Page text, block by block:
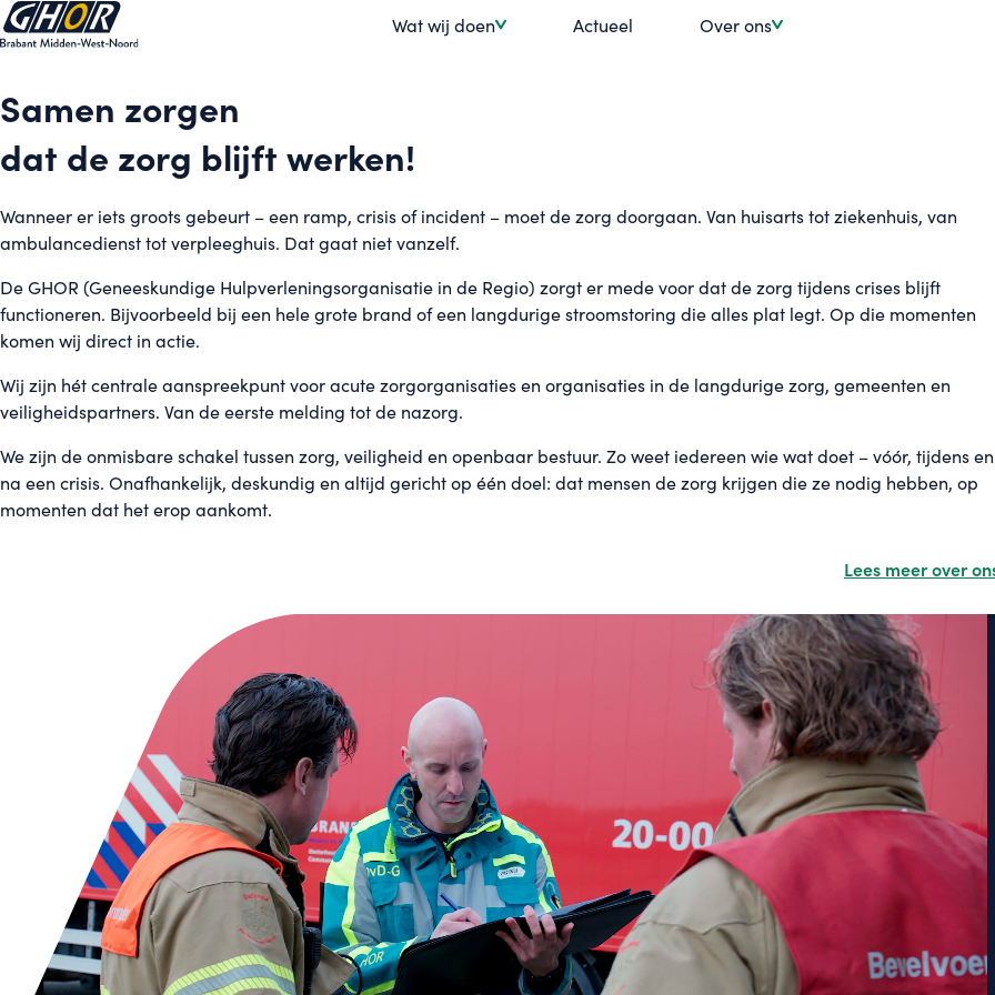
Wat wij doen Actueel Over ons
Samen zorgen
dat de zorg blijft werken!
Wanneer er iets groots gebeurt – een ramp, crisis of incident – moet de zorg doorgaan. Van huisarts tot ziekenhuis, van
ambulancedienst tot verpleeghuis. Dat gaat niet vanzelf.
De GHOR (Geneeskundige Hulpverleningsorganisatie in de Regio) zorgt er mede voor dat de zorg tijdens crises blijft
functioneren. Bijvoorbeeld bij een hele grote brand of een langdurige stroomstoring die alles plat legt. Op die momenten
komen wij direct in actie.
Wij zijn hét centrale aanspreekpunt voor acute zorgorganisaties en organisaties in de langdurige zorg, gemeenten en
veiligheidspartners. Van de eerste melding tot de nazorg.
We zijn de onmisbare schakel tussen zorg, veiligheid en openbaar bestuur. Zo weet iedereen wie wat doet – vóór, tijdens en
na een crisis. Onafhankelijk, deskundig en altijd gericht op één doel: dat mensen de zorg krijgen die ze nodig hebben, op
momenten dat het erop aankomt.
Lees meer over